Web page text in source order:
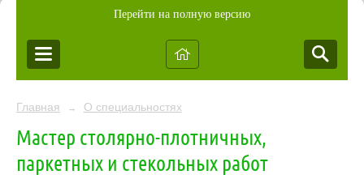
Перейти на полную версию
Главная → О специальностях
Мастер столярно-плотничных,
паркетных и стекольных работ